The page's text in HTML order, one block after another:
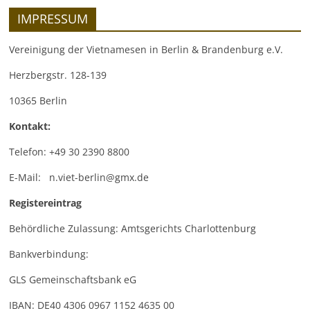
IMPRESSUM
Vereinigung der Vietnamesen in Berlin & Brandenburg e.V.
Herzbergstr. 128-139
10365 Berlin
Kontakt:
Telefon: +49 30 2390 8800
E-Mail: n.viet-berlin@gmx.de
Registereintrag
Behördliche Zulassung: Amtsgerichts Charlottenburg
Bankverbindung:
GLS Gemeinschaftsbank eG
IBAN: DE40 4306 0967 1152 4635 00